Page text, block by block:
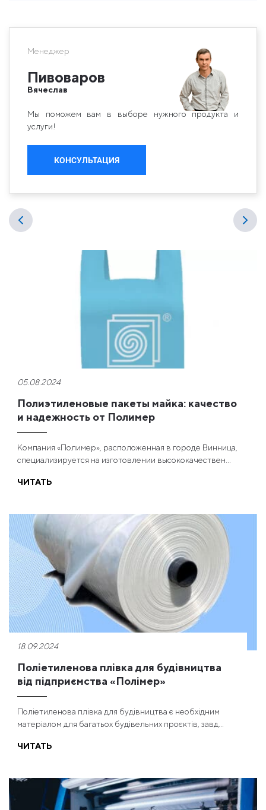
Менеджер
Пивоваров
Вячеслав
Мы поможем вам в выборе нужного продукта и
услуги!
КОНСУЛЬТАЦИЯ
05.08.2024
Полиэтиленовые пакеты майка: качество
и надежность от Полимер
Компания «Полимер», расположенная в городе Винница,
специализируется на изготовлении высококачествен...
ЧИТАТЬ
18.09.2024
Поліетиленова плівка для будівництва
від підприємства «Полімер»
Поліетиленова плівка для будівництва є необхідним
матеріалом для багатьох будівельних проєктів, завд...
ЧИТАТЬ